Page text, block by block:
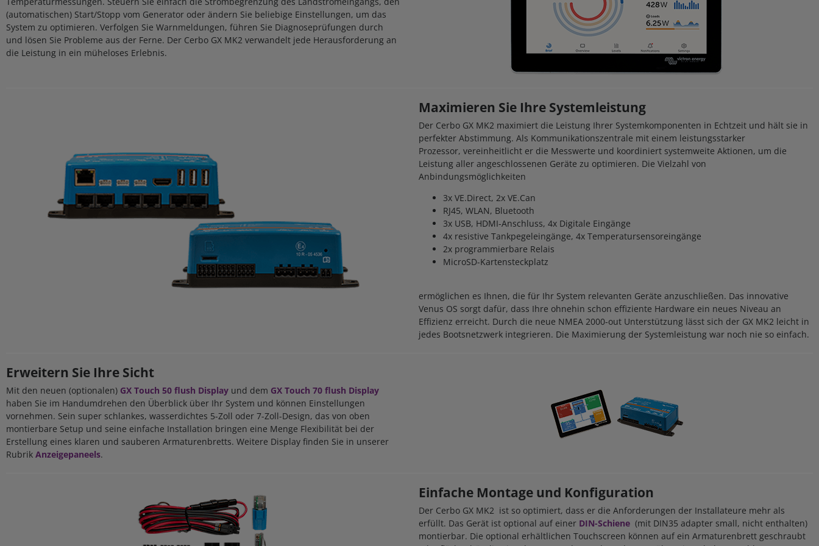
(automatischen) Start/Stopp vom Generator oder ändern Sie beliebige Einstellungen, um das
System zu optimieren. Verfolgen Sie Warnmeldungen, führen Sie Diagnoseprüfungen durch
und lösen Sie Probleme aus der Ferne. Der Cerbo GX MK2 verwandelt jede Herausforderung an
die Leistung in ein müheloses Erlebnis.
Maximieren Sie Ihre Systemleistung
Der Cerbo GX MK2 maximiert die Leistung Ihrer Systemkomponenten in Echtzeit und hält sie in
perfekter Abstimmung. Als Kommunikationszentrale mit einem leistungsstarker
Prozessor, vereinheitlicht er die Messwerte und koordiniert systemweite Aktionen, um die
Leistung aller angeschlossenen Geräte zu optimieren. Die Vielzahl von
Anbindungsmöglichkeiten
3x VE.Direct, 2x VE.Can
RJ45, WLAN, Bluetooth
3x USB, HDMI-Anschluss, 4x Digitale Eingänge
4x resistive Tankpegeleingänge, 4x Temperatursensoreingänge
2x programmierbare Relais
MicroSD-Kartensteckplatz
ermöglichen es Ihnen, die für Ihr System relevanten Geräte anzuschließen. Das innovative
Venus OS sorgt dafür, dass Ihre ohnehin schon effiziente Hardware ein neues Niveau an
Effizienz erreicht. Durch die neue NMEA 2000-out Unterstützung lässt sich der GX MK2 leicht in
jedes Bootsnetzwerk integrieren. Die Maximierung der Systemleistung war noch nie so einfach.
Erweitern Sie Ihre Sicht
Mit den neuen (optionalen) GX Touch 50 flush Display und dem GX Touch 70 flush Display
haben Sie im Handumdrehen den Überblick über Ihr System und können Einstellungen
vornehmen. Sein super schlankes, wasserdichtes 5-Zoll oder 7-Zoll-Design, das von oben
montierbare Setup und seine einfache Installation bringen eine Menge Flexibilität bei der
Erstellung eines klaren und sauberen Armaturenbretts. Weitere Display finden Sie in unserer
Rubrik Anzeigepaneels.
Einfache Montage und Konfiguration
Der Cerbo GX MK2 ist so optimiert, dass er die Anforderungen der Installateure mehr als
erfüllt. Das Gerät ist optional auf einer DIN-Schiene (mit DIN35 adapter small, nicht enthalten)
montierbar. Die optional erhältlichen Touchscreen können auf ein Armaturenbrett geschraubt